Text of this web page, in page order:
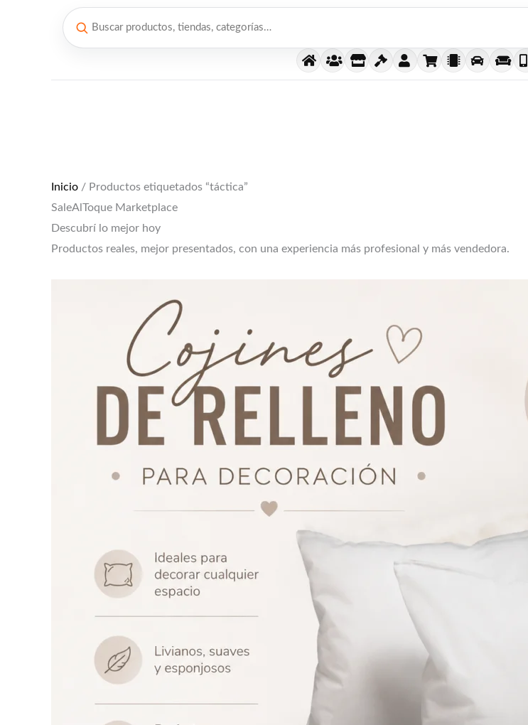
Inicio / Productos etiquetados “táctica”
SaleAlToque Marketplace
Descubrí lo mejor hoy
Productos reales, mejor presentados, con una experiencia más profesional y más vendedora.